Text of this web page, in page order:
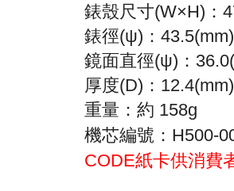
錶殼尺寸(W×H) ：
錶徑(ψ) ：43.5(mm)
鏡面直徑(ψ) ：
厚度(D) ：12.4(mm)
重量：約 158g
機芯編號：
CODE紙卡供消費